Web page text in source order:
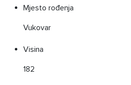
Mjesto rođenja
Vukovar
Visina
182